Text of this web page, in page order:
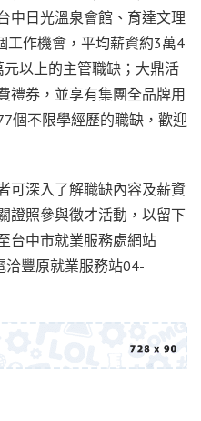
中日光溫泉會館、育達文理
工作機會，平均薪資約3萬4
以上的主管職缺；大鼎活
禮券，並享有集團全品牌用
個不限學經歷的職缺，歡迎
可深入了解職缺內容及薪資
證照參與徵才活動，以留下
台中市就業服務處網站
洽豐原就業服務站04-